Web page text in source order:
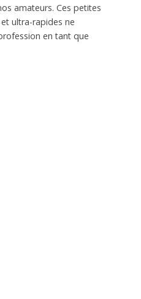
amateurs. Ces petites
ultra-rapides ne
en tant que